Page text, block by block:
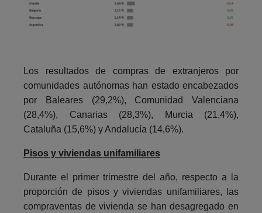
Los resultados de compras de extranjeros por
comunidades autónomas han estado encabezados
por Baleares (29,2%), Comunidad Valenciana
(28,4%), Canarias (28,3%), Murcia (21,4%),
Cataluña (15,6%) y Andalucía (14,6%).
Pisos y viviendas unifamiliares
Durante el primer trimestre del año, respecto a la
proporción de pisos y viviendas unifamiliares, las
compraventas de vivienda se han desagregado en